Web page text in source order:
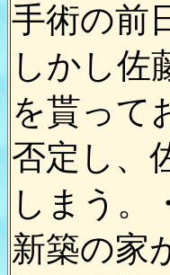
手術の前
しかし佐
を貰って
否定し、
しまう
新築の家